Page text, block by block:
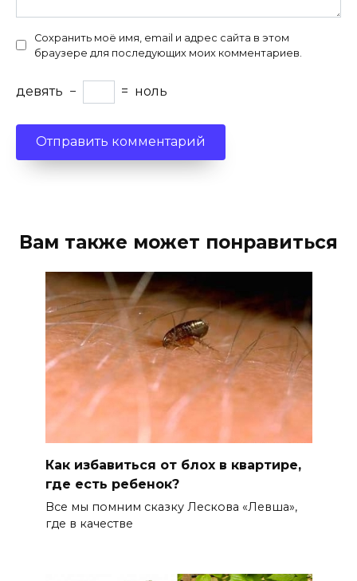
Сохранить моё имя, email и адрес сайта в этом
браузере для последующих моих комментариев.
девять − = ноль
Вам также может понравиться
Как избавиться от блох в квартире,
где есть ребенок?
Все мы помним сказку Лескова «Левша»,
где в качестве